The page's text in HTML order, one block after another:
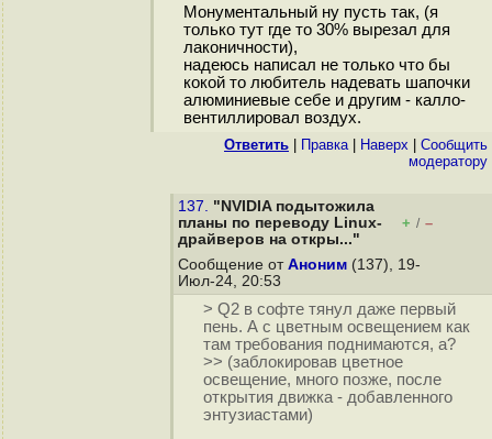
Монументальный ну пусть так, (я
только тут где то 30% вырезал для
лаконичности),
надеюсь написал не только что бы
кокой то любитель надевать шапочки
алюминиевые себе и другим - калло-
вентиллировал воздух.
Ответить Правка| Наверх
Cообщить
модератору
137. "NVIDIA подытожила
планы по переводу Linux-
драйверов на откры..."
+ / –
Сообщение от Аноним (137), 19-
Июл-24, 20:53
> Q2 в софте тянул даже первый
пень. А с цветным освещением как
там требования поднимаются, а?
>> (заблокировав цветное
освещение, много позже, после
открытия движка - добавленного
энтузиастами)